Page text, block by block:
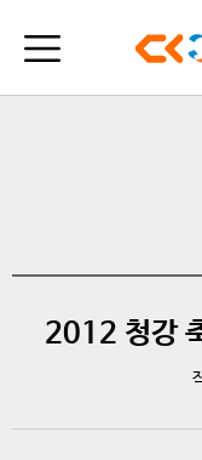
2012 청강